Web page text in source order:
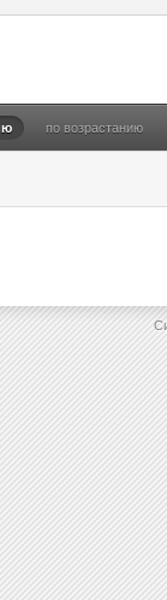
по возрастанию